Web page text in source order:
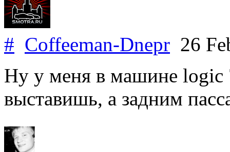
# Coffeeman-Dnepr 26
Ну у меня в машине logic
выставишь, а задним